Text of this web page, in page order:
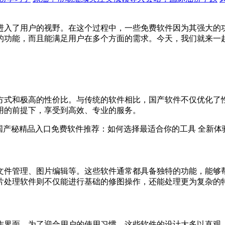
了用户的视野。在这个过程中，一些免费软件因为其强大
能，而且能满足用户在多个方面的需求。今天，我们就来
和极高的性价比。与传统的软件相比，国产软件不仅优化
前提下，享受到高效、专业的服务。
管理、图片编辑等。这些软件通常都具备独特的功能，能
理软件则不仅能进行基础的修图操作，还能处理更为复杂的